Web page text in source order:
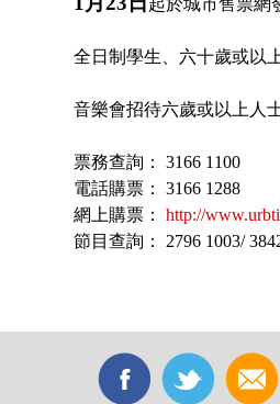
起於城市售票網
全日制學生、六十歲或以
音樂會招待六歲或以上人
票務查詢： 3166 1100
電話購票： 3166 1288
網上購票：http://
節目查詢： 2796 1003/